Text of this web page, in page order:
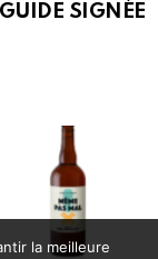
SIGNÉE
la meilleure